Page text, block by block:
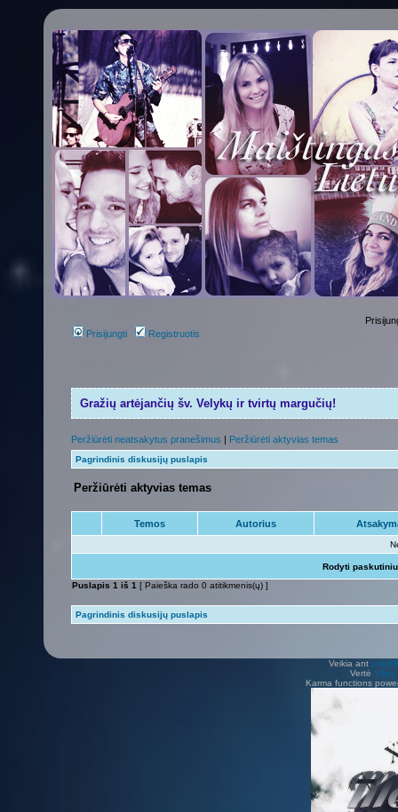
Prisijungti Registruotis
Gražių artėjančių šv. Velykų ir tvirtų margučių!
Peržiūrėti neatsakytus pranešimus | Peržiūrėti aktyvias temas
Pagrindinis diskusijų puslapis
Peržiūrėti aktyvias temas
Temos Autorius
Rodyti
Puslapis 1 iš 1 [ Paieška rado 0 atitikmenis(ų) ]
Pagrindinis diskusijų puslapis
Veikia ant
Vertė Vilius
Karma functions